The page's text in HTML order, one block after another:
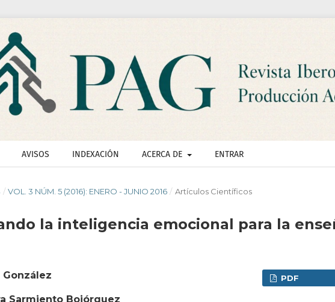
AVISOS INDEXACIÓN ACERCA DE ENTRAR
/ VOL. 3 NÚM. 5 (2016): ENERO - JUNIO 2016 / Artículos Científicos
la inteligencia emocional para la
González
Sarmiento Bojórquez
PDF